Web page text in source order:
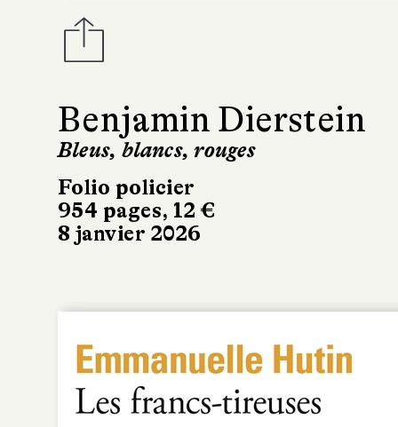
Benjamin Dierstein
Bleus, blancs, rouges
Folio policier
954 pages, 12 €
8 janvier 2026